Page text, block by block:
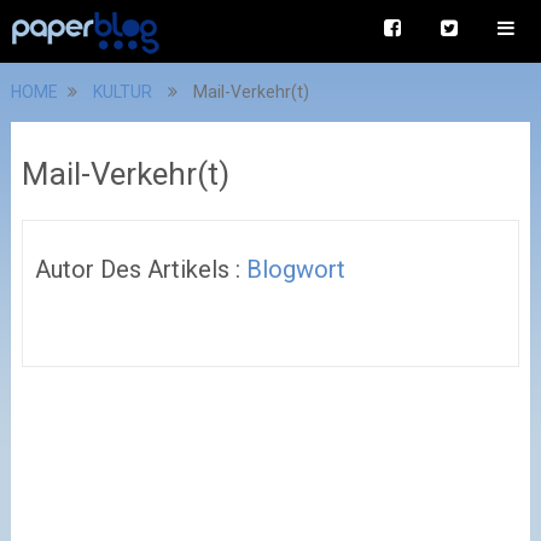
HOME KULTUR Mail-Verkehr(t)
Mail-Verkehr(t)
Autor Des Artikels : Blogwort